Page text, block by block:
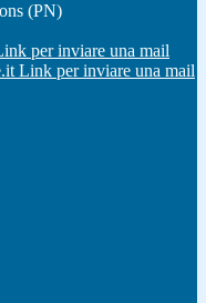
(PN)
per inviare una mail
Link per inviare una mail